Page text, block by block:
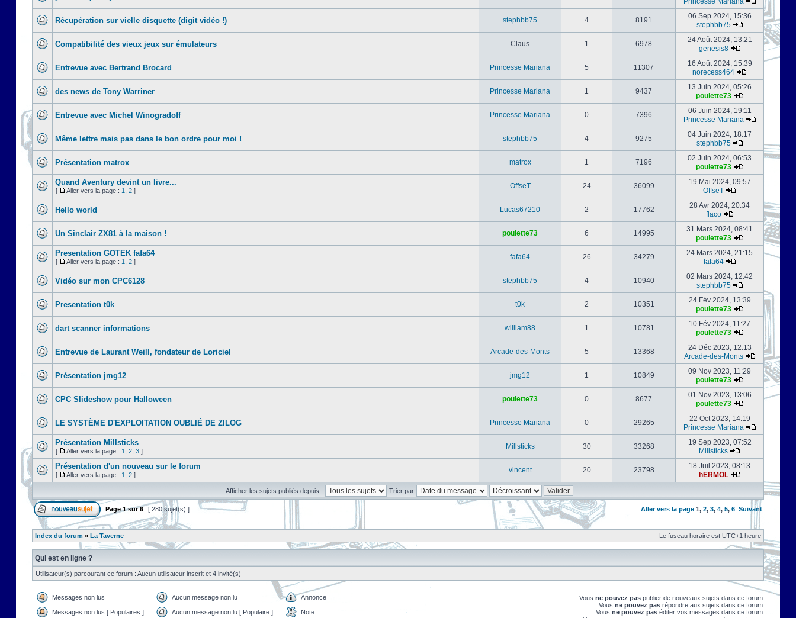
Récupération sur vielle disquette (digit vidéo !) stephbb75 4 8191
06 Sep 2024, 15:36
stephbb75
Compatibilité des vieux jeux sur émulateurs Claus 1 6978
24 Août 2024, 13:21
genesis8
Entrevue avec Bertrand Brocard Princesse Mariana 5 11307
16 Août 2024, 15:39
norecess464
des news de Tony Warriner Princesse Mariana 1 9437
13 Juin 2024, 05:26
poulette73
Entrevue avec Michel Winogradoff Princesse Mariana 0 7396
06 Juin 2024, 19:11
Princesse Mariana
Même lettre mais pas dans le bon ordre pour moi ! stephbb75 4 9275
04 Juin 2024, 18:17
stephbb75
Présentation matrox matrox 1 7196
02 Juin 2024, 06:53
poulette73
Quand Aventury devint un livre...
[ Aller vers la page : 1 2 ]
OffseT 24 36099
19 Mai 2024, 09:57
OffseT
Hello world Lucas67210 2 17762
28 Avr 2024, 20:34
flaco
Un Sinclair ZX81 à la maison ! poulette73 6 14995
31 Mars 2024, 08:41
poulette73
Presentation GOTEK fafa64
[ Aller vers la page : 1 2 ]
fafa64 26 34279
24 Mars 2024, 21:15
fafa64
Vidéo sur mon CPC6128 stephbb75 4 10940
02 Mars 2024, 12:42
stephbb75
Presentation t0k t0k 2 10351
24 Fév 2024, 13:39
poulette73
dart scanner informations william88 1 10781
10 Fév 2024, 11:27
poulette73
Entrevue de Laurant Weill, fondateur de Loriciel Arcade-des-Monts 5 13368
24 Déc 2023, 12:13
Arcade-des-Monts
Présentation jmg12 jmg12 1 10849
09 Nov 2023, 11:29
poulette73
CPC Slideshow pour Halloween poulette73 0 8677
01 Nov 2023, 13:06
poulette73
LE SYSTÈME D'EXPLOITATION OUBLIÉ DE ZILOG Princesse Mariana 0 29265
22 Oct 2023, 14:19
Princesse Mariana
Présentation Millsticks
[ Aller vers la page : 1 2 3 ]
Millsticks 30 33268
19 Sep 2023, 07:52
Millsticks
Présentation d'un nouveau sur le forum
[ Aller vers la page : 1 2 ]
vincent 20 23798
18 Juil 2023, 08:13
hERMOL
Afficher les sujets publiés depuis : Trier par
Page1sur6 [ 280 sujet(s) ] Aller vers la page 1, 2, 3, 4, 5, 6 Suivant
Index du forum » La Taverne Le fuseau horaire est UTC+1 heure
Qui est en ligne ?
Utilisateur(s) parcourant ce forum : Aucun utilisateur inscrit et 4 invité(s)
Messages non lus Aucun message non lu Annonce
Messages non lus [ Populaires ] Aucun message non lu [ Populaire ] Note
Vous ne pouvez pas publier de nouveaux sujets dans ce forum
Vous ne pouvez pas répondre aux sujets dans ce forum
Vous ne pouvez pas éditer vos messages dans ce forum